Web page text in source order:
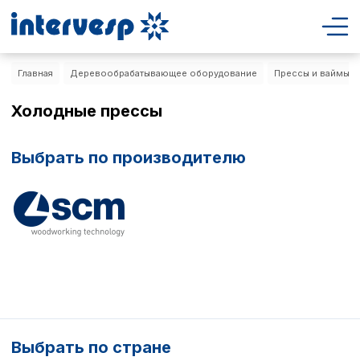
Главная Деревообрабатывающее оборудование Прессы и ваймы
Холодные прессы
Выбрать по производителю
Выбрать по стране